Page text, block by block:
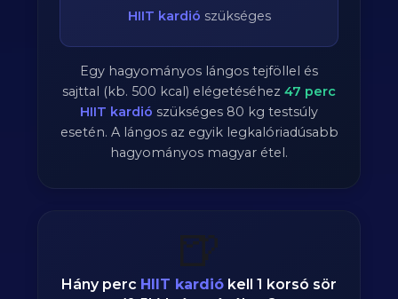
HIIT kardió szükséges
Egy hagyományos lángos tejföllel és
sajttal (kb. 500 kcal) elégetéséhez 47 perc
HIIT kardió szükséges 80 kg testsúly
esetén. A lángos az egyik legkalóriadúsabb
hagyományos magyar étel.
🍺
Hány perc HIIT kardió kell 1 korsó sör